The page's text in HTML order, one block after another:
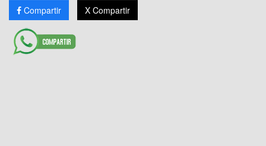
Compartir X Compartir